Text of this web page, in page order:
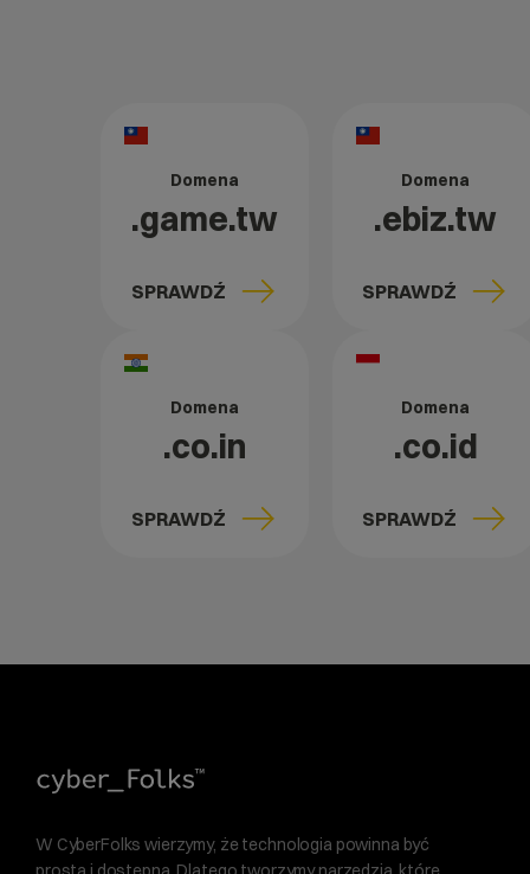
Domena
.game.tw
SPRAWDŹ
Domena
.ebiz.tw
SPRAWDŹ
Domena
.co.in
SPRAWDŹ
Domena
.co.id
SPRAWDŹ
W CyberFolks wierzymy, że technologia powinna być